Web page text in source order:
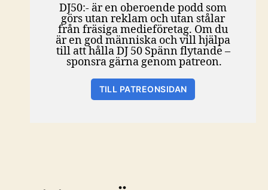
DJ50:- är en oberoende podd som
görs utan reklam och utan stålar
från fräsiga medieföretag. Om du
är en god människa och vill hjälpa
till att hålla DJ 50 Spänn flytande –
sponsra gärna genom patreon.
TILL PATREONSIDAN